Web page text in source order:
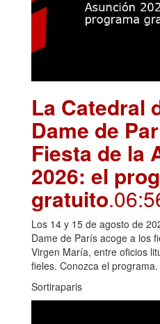
La Catedral
Dame de
Fiesta de la
2026: el
gratuito
Los 14 y 15 de agosto de
Dame de París acoge a los
Virgen María, entre oficios
fieles. Conozca el programa.
Sortiraparis